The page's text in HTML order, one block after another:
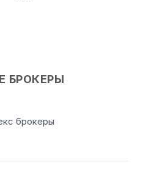
БРОКЕРЫ
брокеры